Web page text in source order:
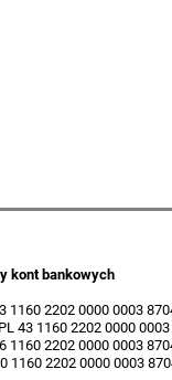
kont bankowych
1160 2202 0000 0003
PL 43 1160 2202 0000
1160 2202 0000 0003
1160 2202 0000 0003